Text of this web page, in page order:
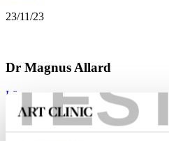
TEST
23/11/23
Dr Magnus Allard
Läs mer
11/05/23